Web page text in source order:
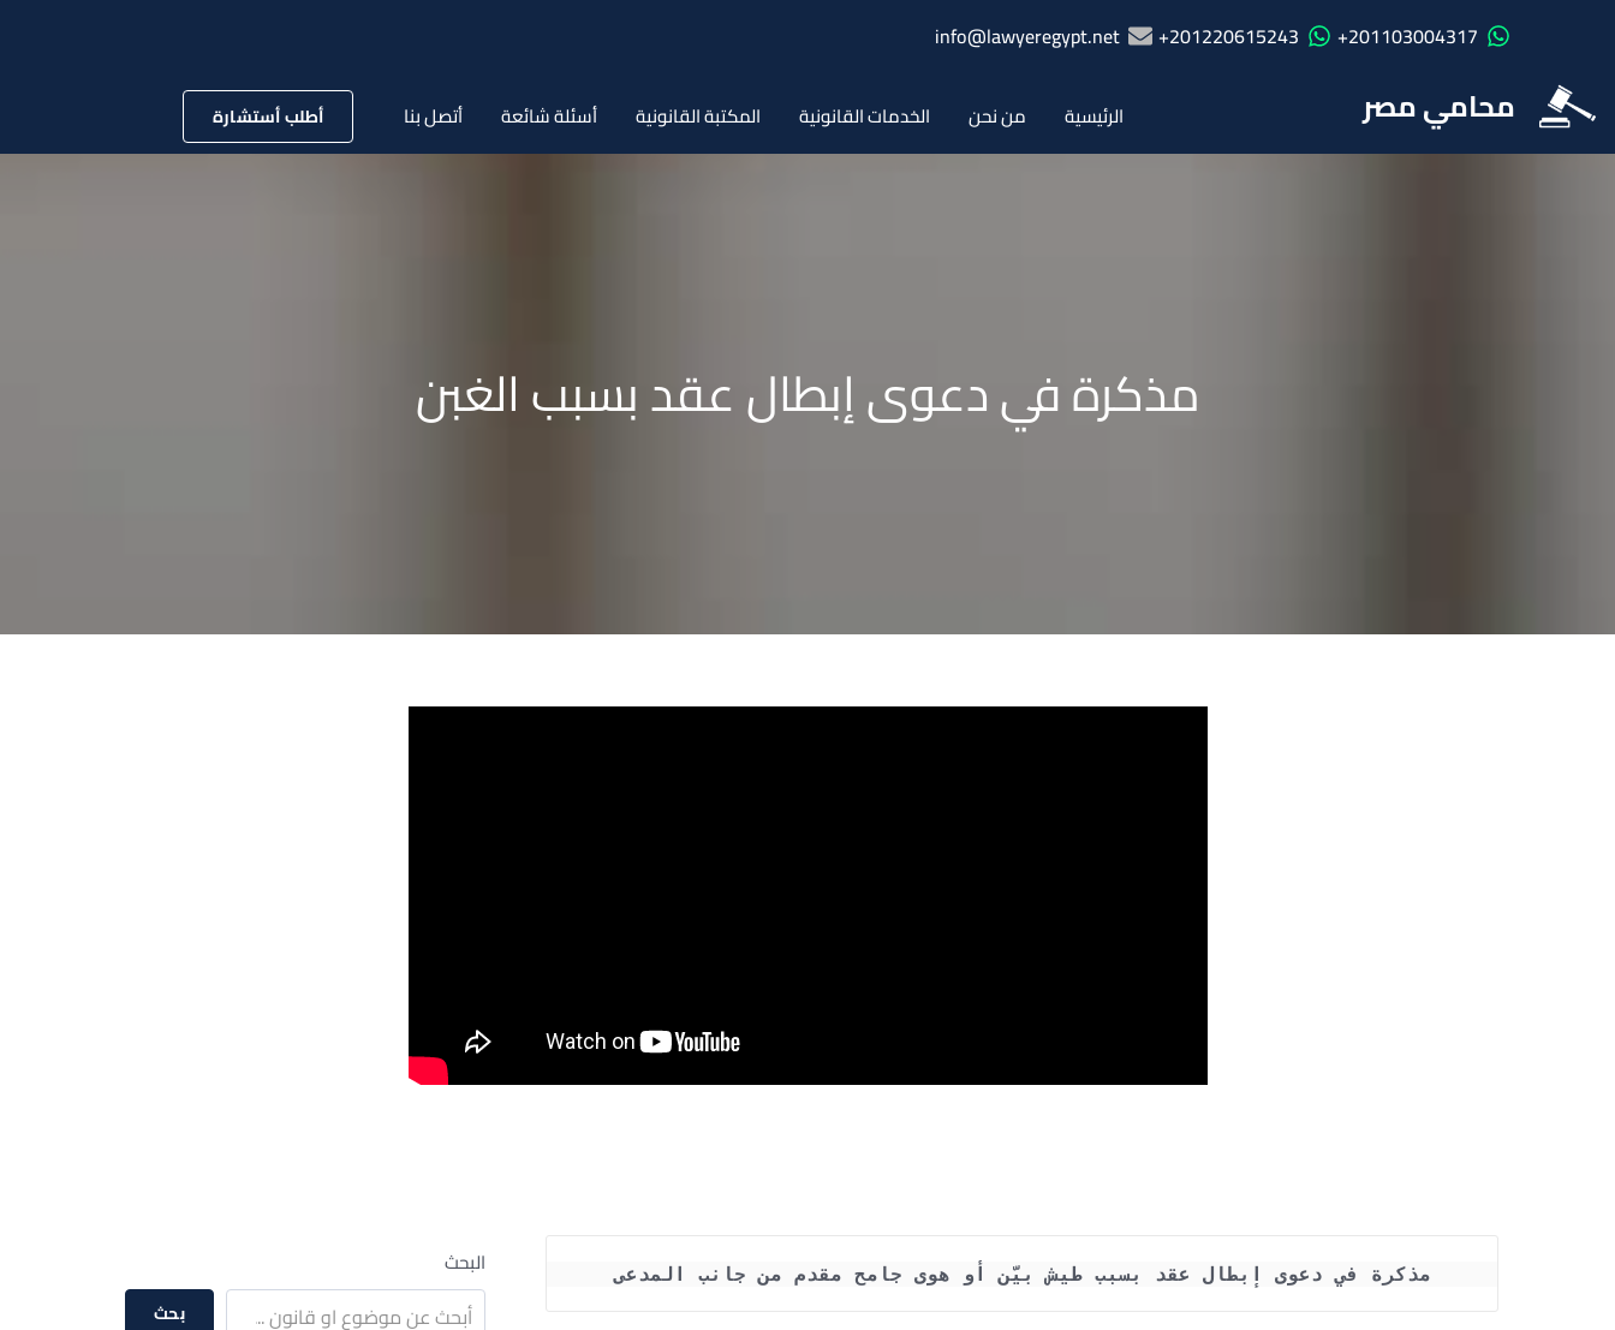
201103004317+
201220615243+
info@lawyeregypt.net
محامي مصر الرئيسية من نحن الخدمات القانونية المكتبة القانونية أسئلة شائعة أتصل بنا أطلب أستشارة
مذكرة في دعوى إبطال عقد بسبب الغبن
مذكرة في دعوى إبطال عقد بسبب طيش بيّن أو هوى جامح مقدم من جانب المدعى البحث
بحث